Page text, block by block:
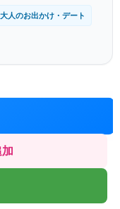
大人のお出かけ・デート